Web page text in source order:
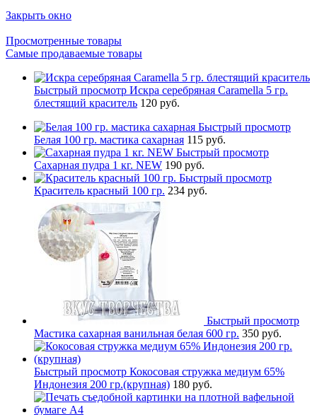
Закрыть окно
Просмотренные товары
Самые продаваемые товары
Быстрый просмотр Искра серебряная Caramella 5 гр.
блестящий краситель 120 руб.
Быстрый просмотр
Белая 100 гр. мастика сахарная 115 руб.
Быстрый просмотр
Сахарная пудра 1 кг. NEW 190 руб.
Быстрый просмотр
Краситель красный 100 гр. 234 руб.
Быстрый просмотр
Мастика сахарная ванильная белая 600 гр. 350 руб.
Быстрый просмотр Кокосовая стружка медиум 65%
Индонезия 200 гр.(крупная) 180 руб.